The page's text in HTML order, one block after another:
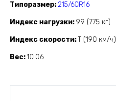
Типоразмер 215/60R16
Индекс нагрузки 99 (775 кг)
Индекс скорости T (190 км/ч)
Вес 10.06